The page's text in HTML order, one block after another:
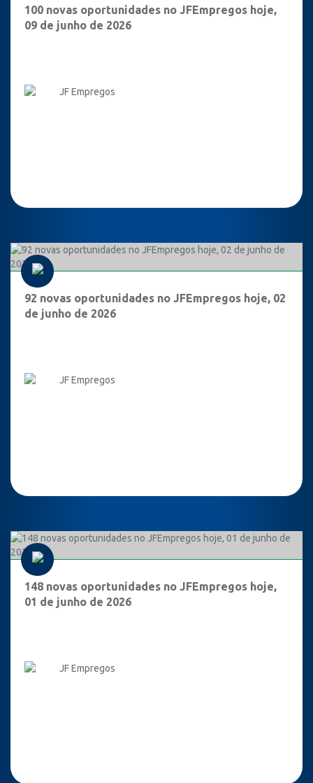
100 novas oportunidades no JFEmpregos hoje,
09 de junho de 2026
JF Empregos
92 novas oportunidades no JFEmpregos hoje, 02
de junho de 2026
JF Empregos
148 novas oportunidades no JFEmpregos hoje,
01 de junho de 2026
JF Empregos